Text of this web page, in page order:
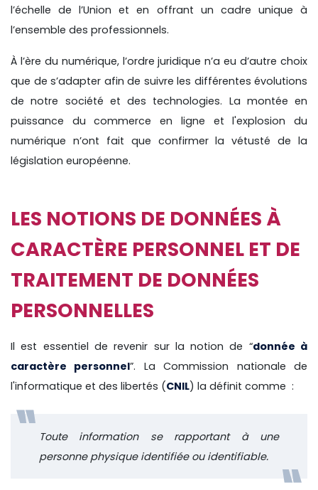
l’échelle de l’Union et en offrant un cadre unique à
l’ensemble des professionnels.
À l’ère du numérique, l’ordre juridique n’a eu d’autre choix
que de s’adapter afin de suivre les différentes évolutions
de notre société et des technologies. La montée en
puissance du commerce en ligne et l'explosion du
numérique n’ont fait que confirmer la vétusté de la
législation européenne.
LES NOTIONS DE DONNÉES À
CARACTÈRE PERSONNEL ET DE
TRAITEMENT DE DONNÉES
PERSONNELLES
Il est essentiel de revenir sur la notion de “donnée à
caractère personnel”. La Commission nationale de
l'informatique et des libertés (CNIL) la définit comme :
Toute information se rapportant à une
personne physique identifiée ou identifiable.